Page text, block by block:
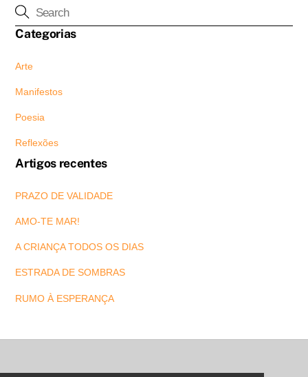
Categorias
Arte
Manifestos
Poesia
Reflexões
Artigos recentes
PRAZO DE VALIDADE
AMO-TE MAR!
A CRIANÇA TODOS OS DIAS
ESTRADA DE SOMBRAS
RUMO À ESPERANÇA